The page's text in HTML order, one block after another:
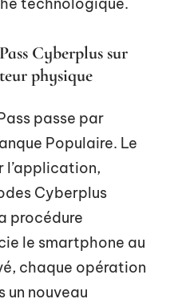
Cyberplus sur
physique
passe par
Populaire. Le
Cyberplus
procédure
le smartphone au
chaque opération
un nouveau